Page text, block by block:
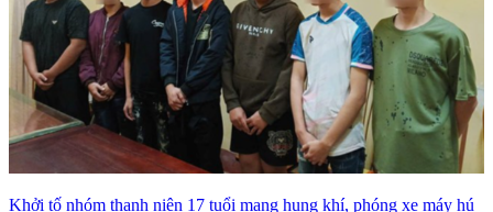
Khởi tố nhóm thanh niên 17 tuổi mang hung khí, phóng xe máy hú